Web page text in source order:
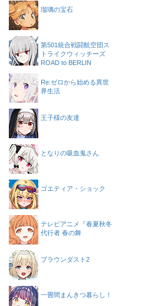
瑠璃の宝石
第501統合戦闘航空団ス
トライクウィッチーズ
ROAD to BERLIN
Re:ゼロから始める異世
界生活
王子様の友達
となりの吸血鬼さん
ゴエティア・ショック
テレビアニメ『春夏秋冬
代行者 春の舞
ブラウンダスト2
一畳間まんきつ暮らし！